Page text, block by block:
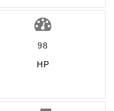
98
HP